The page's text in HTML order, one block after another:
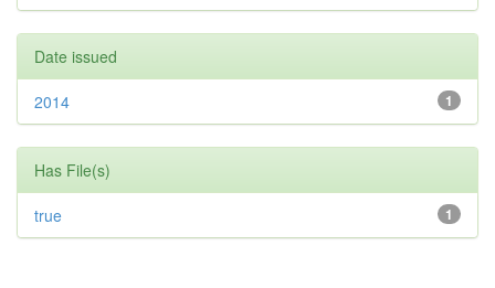
Date issued
1
2014
Has File(s)
1
true